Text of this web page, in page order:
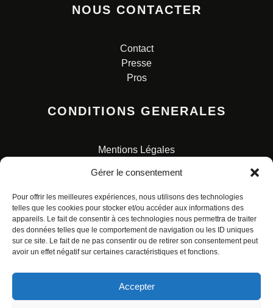
Gérer le consentement
Pour offrir les meilleures expériences, nous utilisons des technologies
telles que les cookies pour stocker et/ou accéder aux informations des
appareils. Le fait de consentir à ces technologies nous permettra de traiter
des données telles que le comportement de navigation ou les ID uniques
sur ce site. Le fait de ne pas consentir ou de retirer son consentement peut
avoir un effet négatif sur certaines caractéristiques et fonctions.
Accepter
NOUS CONTACTER
Contact
Presse
Pros
CONDITIONS GENERALES
Mentions Légales
Charte pour la protection des données personnelles